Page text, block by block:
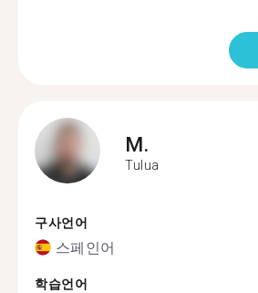
M.
Tulua
구사언어
스페인어
학습언어